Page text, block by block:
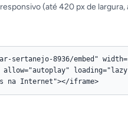
responsivo (até 420 px de